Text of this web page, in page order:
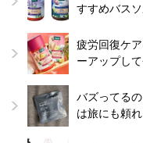
すすめバス
疲労回復ケ
ーアップし
バズってる
は旅にも頼